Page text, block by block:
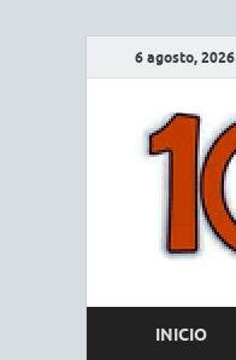
6 agosto, 2026
INICIO